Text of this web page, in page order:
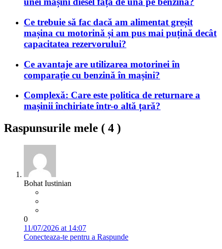
Ce trebuie să fac dacă am alimentat greșit
mașina cu motorină și am pus mai puțină decât
capacitatea rezervorului?
Ce avantaje are utilizarea motorinei în
comparație cu benzină în mașini?
Complexă: Care este politica de returnare a
mașinii închiriate într-o altă țară?
Raspunsurile mele ( 4 )
Bohat Iustinian
0
11/07/2026 at 14:07
Conecteaza-te pentru a Raspunde